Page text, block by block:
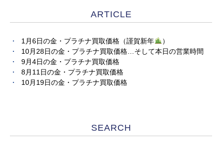
ARTICLE
1月6日の金・プラチナ買取価格（謹賀新年
）
10月28日の金・プラチナ買取価格…そして本日の営業時間
9月4日の金・プラチナ買取価格
8月11日の金・プラチナ買取価格
10月19日の金・プラチナ買取価格
SEARCH